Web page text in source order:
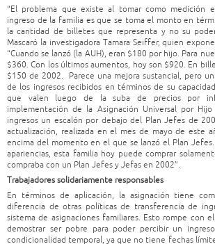
“El problema que existe al tomar como medición
ingreso de la familia es que se toma el monto en
la cantidad de billetes que representa y no su
Mascaró la investigadora Tamara Seiffer, quien
“Cuando se lanzó (la AUH), eran $180 por hijo. Para
$360. Con los últimos aumentos, hoy son $920. En
$150 de 2002. Parece una mejora sustancial, pero
de los ingresos recibidos en términos de su
que valen luego de la suba de precios por
implementación de la Asignación Universal por
ingresos un escalón por debajo del Plan Jefes de
actualización, realizada en el mes de mayo de este
encima del momento en el que se lanzó el Plan Jefes.
apariencias, esta familia hoy puede comprar
compraba con un Plan Jefes y Jefas en 2002”.
Trabajadores solidariamente responsables
En términos de aplicación, la asignación tiene
diferencia de otras políticas de transferencia de
sistema de asignaciones familiares. Esto rompe con
demostrar ser pobre para poder percibir un
condicionalidad temporal, ya que no tiene fechas